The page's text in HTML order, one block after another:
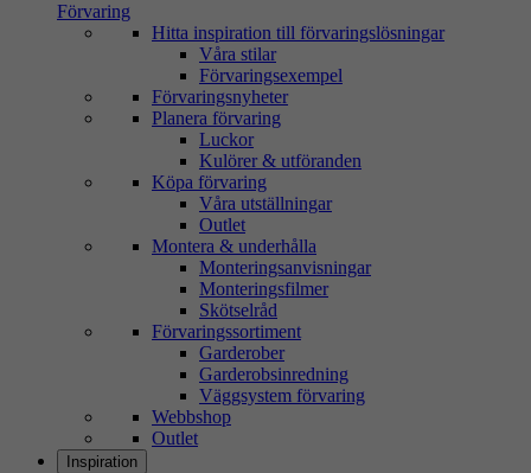
Förvaring
Hitta inspiration till förvaringslösningar
Våra stilar
Förvaringsexempel
Förvaringsnyheter
Planera förvaring
Luckor
Kulörer & utföranden
Köpa förvaring
Våra utställningar
Outlet
Montera & underhålla
Monteringsanvisningar
Monteringsfilmer
Skötselråd
Förvaringssortiment
Garderober
Garderobsinredning
Väggsystem förvaring
Webbshop
Outlet
Inspiration